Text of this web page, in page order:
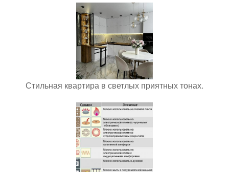
Стильная квартира в светлых приятных тонах.